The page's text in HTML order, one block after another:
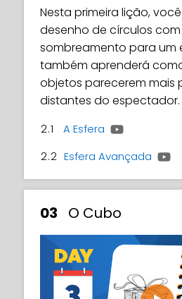
Nesta primeira lição,
desenho de círculos
sombreamento para um
também aprenderá
objetos parecerem mais
distantes do espectador.
2.1 A Esfera
2.2 Esfera Avançada
03 O Cubo